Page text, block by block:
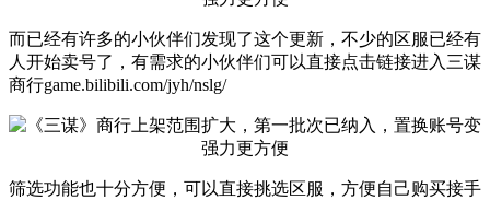
而已经有许多的小伙伴们发现了这个更新，不少的区服已经有
人开始卖号了，有需求的小伙伴们可以直接点击链接进入三谋
商行game.bilibili.com/jyh/nslg/
筛选功能也十分方便，可以直接挑选区服，方便自己购买接手